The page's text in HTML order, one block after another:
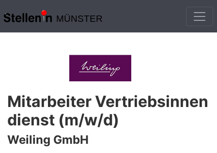
MÜNSTER
Mitarbeiter Vertriebsinnen
dienst (m/w/d)
Weiling GmbH